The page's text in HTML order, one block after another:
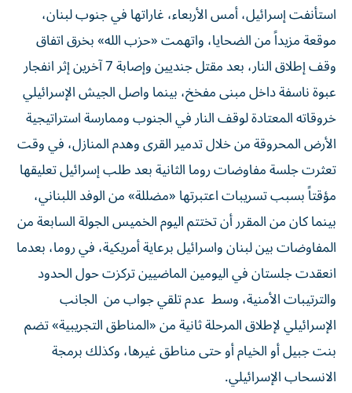
استأنفت إسرائيل، أمس الأربعاء، غاراتها في جنوب لبنان،
موقعة مزيداً من الضحايا، واتهمت «حزب الله» بخرق اتفاق
وقف إطلاق النار، بعد مقتل جنديين وإصابة 7 آخرين إثر انفجار
عبوة ناسفة داخل مبنى مفخخ، بينما واصل الجيش الإسرائيلي
خروقاته المعتادة لوقف النار في الجنوب وممارسة استراتيجية
الأرض المحروقة من خلال تدمير القرى وهدم المنازل، في وقت
تعثرت جلسة مفاوضات روما الثانية بعد طلب إسرائيل تعليقها
مؤقتاً بسبب تسريبات اعتبرتها «مضللة» من الوفد اللبناني،
بينما كان من المقرر أن تختتم اليوم الخميس الجولة السابعة من
المفاوضات بين لبنان واسرائيل برعاية أمريكية، في روما، بعدما
انعقدت جلستان في اليومين الماضيين تركزت حول الحدود
والترتيبات الأمنية، وسط عدم تلقي جواب من الجانب
الإسرائيلي لإطلاق المرحلة ثانية من «المناطق التجريبية» تضم
بنت جبيل أو الخيام أو حتى مناطق غيرها، وكذلك برمجة
الانسحاب الإسرائيلي.